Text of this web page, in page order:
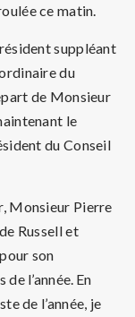
ce matin.
suppléant
du
de Monsieur
le
du Conseil
Monsieur Pierre
Russell et
son
l’année. En
de l’année, je